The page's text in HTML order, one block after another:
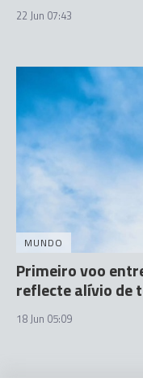
22 Jun 07:43
MUNDO
Primeiro voo
reflecte alívio de
18 Jun 05:09